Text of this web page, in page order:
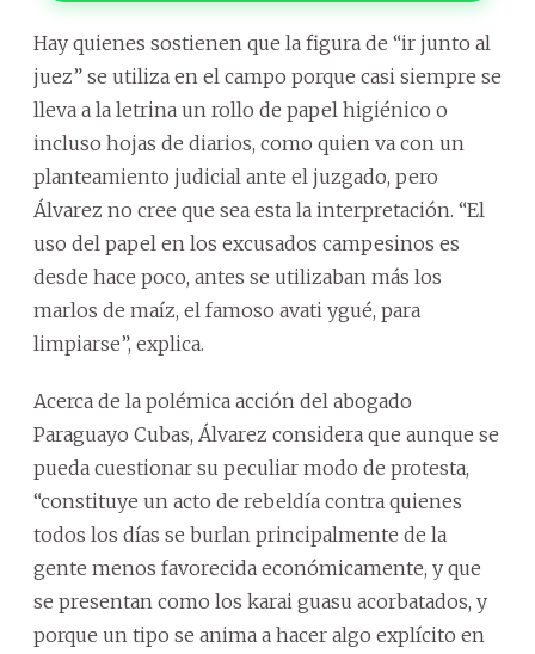
Hay quienes sostienen que la figura de “ir junto al
juez” se utiliza en el campo porque casi siempre se
lleva a la letrina un rollo de papel higiénico o
incluso hojas de diarios, como quien va con un
planteamiento judicial ante el juzgado, pero
Álvarez no cree que sea esta la interpretación. “El
uso del papel en los excusados campesinos es
desde hace poco, antes se utilizaban más los
marlos de maíz, el famoso avati ygué, para
limpiarse”, explica.
Acerca de la polémica acción del abogado
Paraguayo Cubas, Álvarez considera que aunque se
pueda cuestionar su peculiar modo de protesta,
“constituye un acto de rebeldía contra quienes
todos los días se burlan principalmente de la
gente menos favorecida económicamente, y que
se presentan como los karai guasu acorbatados, y
porque un tipo se anima a hacer algo explícito en